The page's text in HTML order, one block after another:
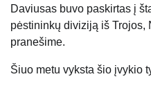
Daviusas buvo paskirtas į
pėstininkų diviziją iš Trojos,
pranešime.
Šiuo metu vyksta šio įvykio